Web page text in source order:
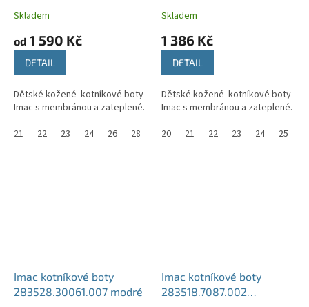
modré/béžové
Skladem
od 1 590 Kč
DETAIL
Dětské kožené kotníkové boty
Imac s membránou a zateplené.
21
22 23 24 26 28 29
žluté
Skladem
1 386 Kč
DETAIL
Dětské kožené kotníkové boty
Imac s membránou a zateplené.
20
21 22 23 24 25
Imac kotníkové boty
283528.30061.007 modré
Imac kotníkové boty
283518.7087.002